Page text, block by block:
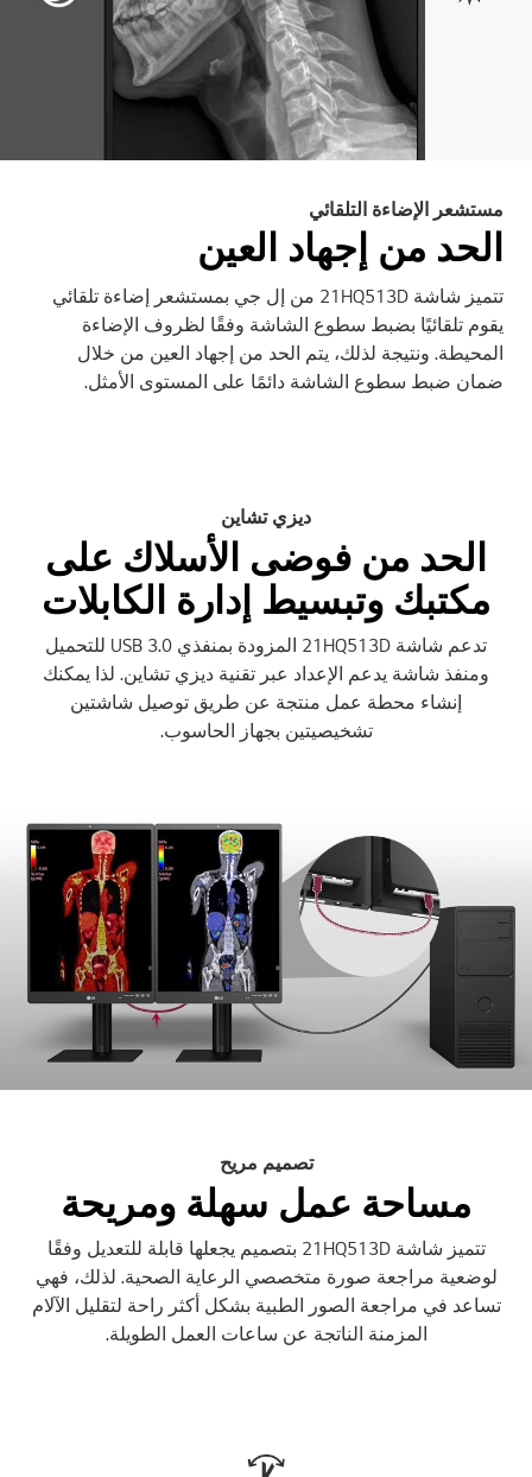
مستشعر الإضاءة التلقائي
الحد من إجهاد العين
تتميز شاشة 21HQ513D من إل جي بمستشعر إضاءة تلقائي
يقوم تلقائيًا بضبط سطوع الشاشة وفقًا لظروف الإضاءة
المحيطة. ونتيجة لذلك، يتم الحد من إجهاد العين من خلال
ضمان ضبط سطوع الشاشة دائمًا على المستوى الأمثل.
ديزي تشاين
الحد من فوضى الأسلاك على
مكتبك وتبسيط إدارة الكابلات
تدعم شاشة 21HQ513D المزودة بمنفذي USB 3.0 للتحميل
ومنفذ شاشة يدعم الإعداد عبر تقنية ديزي تشاين. لذا يمكنك
إنشاء محطة عمل منتجة عن طريق توصيل شاشتين
تشخيصيتين بجهاز الحاسوب.
تصميم مريح
مساحة عمل سهلة ومريحة
تتميز شاشة 21HQ513D بتصميم يجعلها قابلة للتعديل وفقًا
لوضعية مراجعة صورة متخصصي الرعاية الصحية. لذلك، فهي
تساعد في مراجعة الصور الطبية بشكل أكثر راحة لتقليل الآلام
المزمنة الناتجة عن ساعات العمل الطويلة.